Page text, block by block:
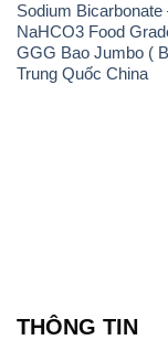
Sodium Bicarbonate
NaHCO3 Food
GGG Bao Jumbo (
Trung Quốc China
THÔNG TIN